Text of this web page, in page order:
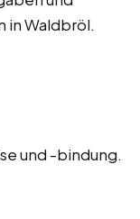
in Waldbröl.
und -bindung.